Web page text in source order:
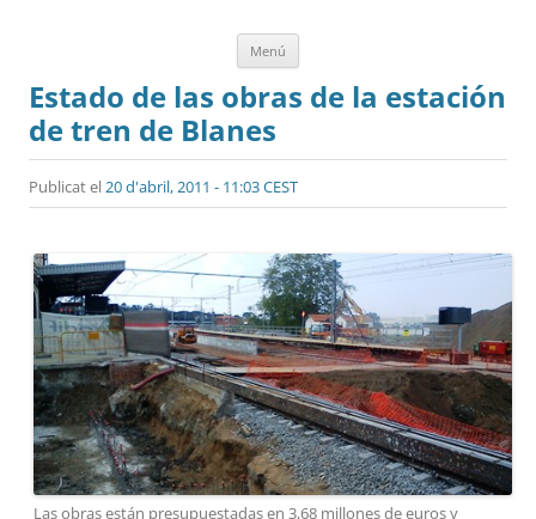
Menú
Estado de las obras de la estación
de tren de Blanes
Publicat el20 d'abril, 2011 - 11:03 CEST
Las obras están presupuestadas en 3,68 millones de euros y